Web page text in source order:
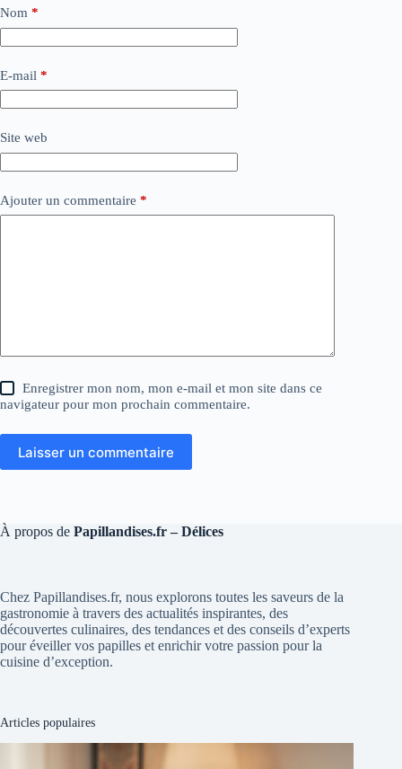
Nom *
E-mail *
Site web
Ajouter un commentaire *
Enregistrer mon nom, mon e-mail et mon site dans ce
navigateur pour mon prochain commentaire.
Laisser un commentaire
À propos de Papillandises.fr – Délices
Chez Papillandises.fr, nous explorons toutes les saveurs de la
gastronomie à travers des actualités inspirantes, des
découvertes culinaires, des tendances et des conseils d’experts
pour éveiller vos papilles et enrichir votre passion pour la
cuisine d’exception.
Articles populaires